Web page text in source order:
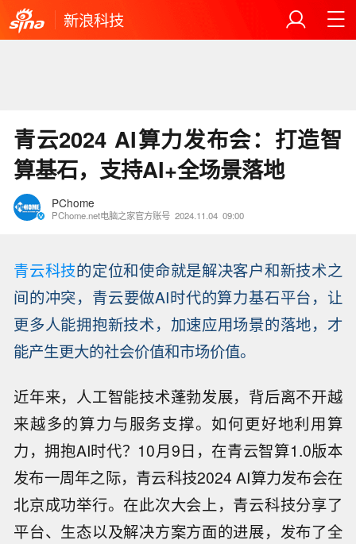
新浪科技
青云2024 AI算力发布会：打造智
算基石，支持AI+全场景落地
PChome
PChome.net电脑之家官方账号 2024.11.04 09:00
青云科技的定位和使命就是解决客户和新技术之
间的冲突，青云要做AI时代的算力基石平台，让
更多人能拥抱新技术，加速应用场景的落地，才
能产生更大的社会价值和市场价值。
近年来，人工智能技术蓬勃发展，背后离不开越
来越多的算力与服务支撑。如何更好地利用算
力，拥抱AI时代？10月9日，在青云智算1.0版本
发布一周年之际，青云科技2024 AI算力发布会在
北京成功举行。在此次大会上，青云科技分享了
平台、生态以及解决方案方面的进展，发布了全